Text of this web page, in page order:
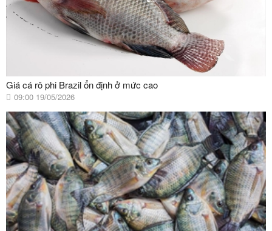
Giá cá rô phi Brazil ổn định ở mức cao
09:00 19/05/2026